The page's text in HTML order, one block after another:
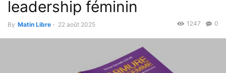
leadership féminin
By Matin Libre - 22 août 2025 0
1247